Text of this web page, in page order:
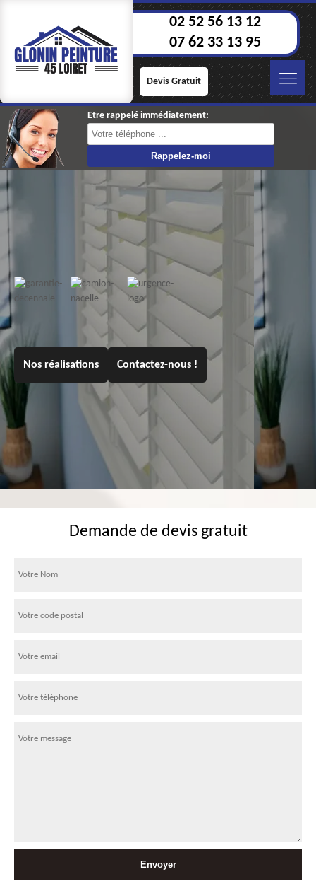
02 52 56 13 12
07 62 33 13 95
Devis Gratuit
Etre rappelé immédiatement:
Nos réalisations Contactez-nous !
Demande de devis gratuit